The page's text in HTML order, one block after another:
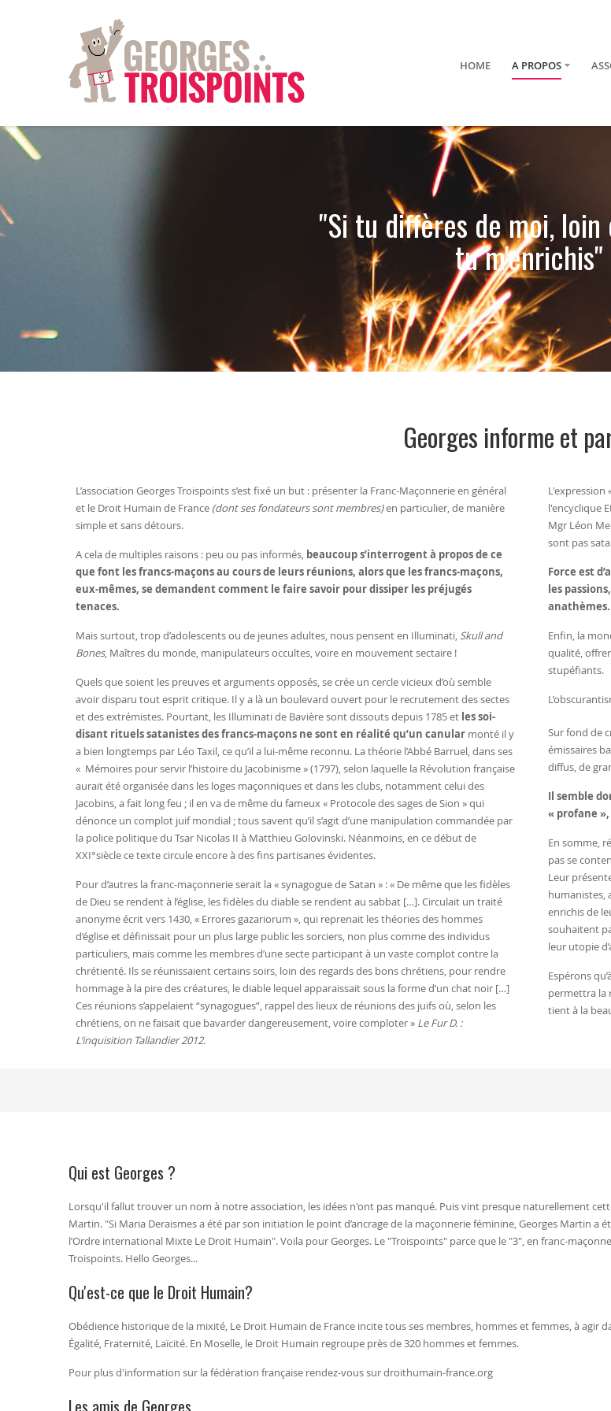
HOME A PROPOS
"Si tu diffères de moi, loin
tu m'enrichis"
Georges informe et
L’association Georges Troispoints s’est fixé un but : présenter la Franc-Maçonnerie en général
et le Droit Humain de France (dont ses fondateurs sont membres)en particulier, de manière
simple et sans détours.
A cela de multiples raisons : peu ou pas informés, beaucoup s’interrogent à propos de ce
que font les francs-maçons au cours de leurs réunions, alors que les francs-maçons,
eux-mêmes, se demandent comment le faire savoir pour dissiper les préjugés
tenaces.
Mais surtout, trop d’adolescents ou de jeunes adultes, nous pensent en Illuminati, Skull and
Bones, Maîtres du monde, manipulateurs occultes, voire en mouvement sectaire !
Quels que soient les preuves et arguments opposés, se crée un cercle vicieux d’où semble
avoir disparu tout esprit critique. Il y a là un boulevard ouvert pour le recrutement des sectes
et des extrémistes. Pourtant, les Illuminati de Bavière sont dissouts depuis 1785 et les soi-
disant rituels satanistes des francs-maçons ne sont en réalité qu’un canular monté il y
a bien longtemps par Léo Taxil, ce qu’il a lui-même reconnu. La théorie l’Abbé Barruel, dans ses
« Mémoires pour servir l’histoire du Jacobinisme » (1797), selon laquelle la Révolution française
aurait été organisée dans les loges maçonniques et dans les clubs, notamment celui des
Jacobins, a fait long feu ; il en va de même du fameux « Protocole des sages de Sion » qui
dénonce un complot juif mondial ; tous savent qu’il s’agit d’une manipulation commandée par
la police politique du Tsar Nicolas II à Matthieu Golovinski. Néanmoins, en ce début de
XXI°siècle ce texte circule encore à des fins partisanes évidentes.
Pour d’autres la franc-maçonnerie serait la « synagogue de Satan » : « De même que les fidèles
de Dieu se rendent à l’église, les fidèles du diable se rendent au sabbat […]. Circulait un traité
anonyme écrit vers 1430, « Errores gazariorum », qui reprenait les théories des hommes
d’église et définissait pour un plus large public les sorciers, non plus comme des individus
particuliers, mais comme les membres d’une secte participant à un vaste complot contre la
chrétienté. Ils se réunissaient certains soirs, loin des regards des bons chrétiens, pour rendre
hommage à la pire des créatures, le diable lequel apparaissait sous la forme d’un chat noir […]
Ces réunions s’appelaient “synagogues”, rappel des lieux de réunions des juifs où, selon les
chrétiens, on ne faisait que bavarder dangereusement, voire comploter » Le Fur D. :
L’inquisition Tallandier 2012.
L'expression
l'encyclique
Mgr Léon
sont pas
Force est
les
anathèmes.
Enfin, la
qualité,
stupéfiants.
Sur fond de
émissaires
diffus, de
Il semble
« profane
En somme,
pas se
Leur
humanistes,
enrichis de
souhaitent
leur utopie
Espérons
permettra la
tient à la
Qui est Georges ?
Lorsqu'il fallut trouver un nom à notre association, les idées n'ont pas manqué. Puis vint presque naturellement
Martin. "Si Maria Deraismes a été par son initiation le point d’ancrage de la maçonnerie féminine, Georges Martin
l’Ordre international Mixte Le Droit Humain". Voila pour Georges. Le "Troispoints" parce que le "3", en franc-
Troispoints. Hello Georges...
Qu'est-ce que le Droit Humain?
Obédience historique de la mixité, Le Droit Humain de France incite tous ses membres, hommes et femmes, à agir
Égalité, Fraternité, Laïcité. En Moselle, le Droit Humain regroupe près de 320 hommes et femmes.
Pour plus d'information sur la fédération française rendez-vous surdroithumain-france.org